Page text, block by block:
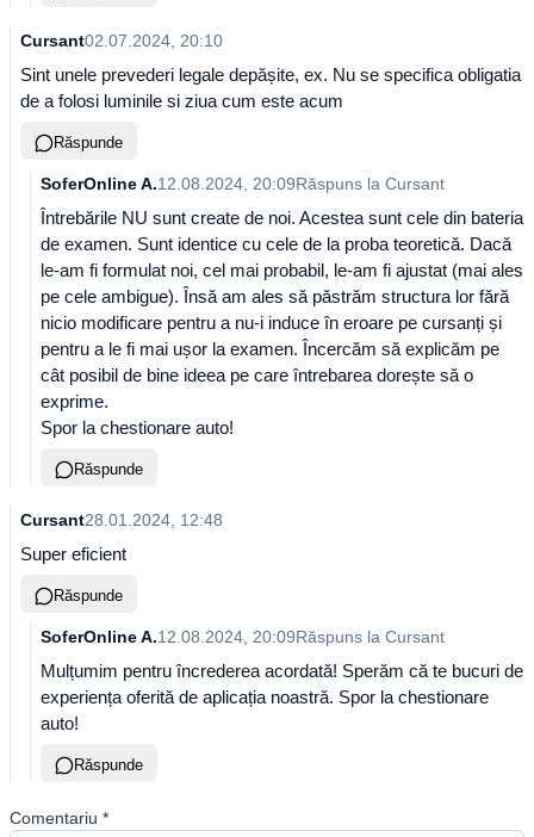
Cursant02.07.2024, 20:10
Sint unele prevederi legale depășite, ex. Nu se specifica obligatia
de a folosi luminile si ziua cum este acum
Răspunde
SoferOnline A.12.08.2024, 20:09Răspuns la Cursant
Întrebările NU sunt create de noi. Acestea sunt cele din bateria
de examen. Sunt identice cu cele de la proba teoretică. Dacă
le-am fi formulat noi, cel mai probabil, le-am fi ajustat (mai ales
pe cele ambigue). Însă am ales să păstrăm structura lor fără
nicio modificare pentru a nu-i induce în eroare pe cursanți și
pentru a le fi mai ușor la examen. Încercăm să explicăm pe
cât posibil de bine ideea pe care întrebarea dorește să o
exprime.
Spor la chestionare auto!
Răspunde
Cursant28.01.2024, 12:48
Super eficient
Răspunde
SoferOnline A.12.08.2024, 20:09Răspuns la Cursant
Mulțumim pentru încrederea acordată! Sperăm că te bucuri de
experiența oferită de aplicația noastră. Spor la chestionare
auto!
Răspunde
Comentariu *